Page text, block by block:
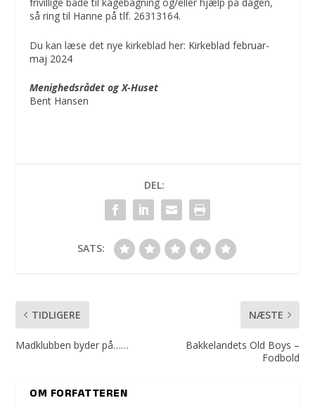
frivillige både til kagebagning og/eller hjælp på dagen,
så ring til Hanne på tlf. 26313164.
Du kan læse det nye kirkeblad her: Kirkeblad februar-
maj 2024
Menighedsrådet og X-Huset
Bent Hansen
DEL:
SATS:
TIDLIGERE
Madklubben byder på……
NÆSTE
Bakkelandets Old Boys –
Fodbold
OM FORFATTEREN